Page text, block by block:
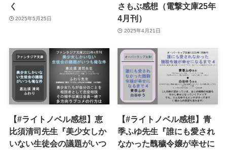
く
2025年5月25日
さもぶ感想（電撃文庫25年
4月刊）
2025年4月21日
【#ライトノベル感想】恵
比須清司先生『美少女しか
いない生徒会の議題がいつ
【#ライトノベル感想】青
季ふゆ先生『誰にも愛され
なかった醜穢令嬢が幸せに